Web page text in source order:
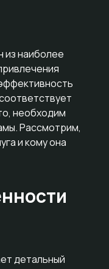
из наиболее
необходим
Рассмотрим,
и кому она
детальный